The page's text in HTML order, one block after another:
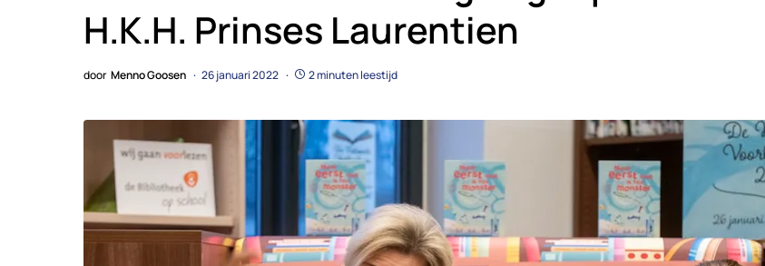
H.K.H. Prinses Laurentien
door Menno Goosen 26 januari 2022 2 minuten leestijd